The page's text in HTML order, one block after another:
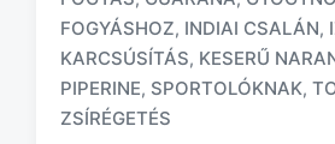
T
a
g
e
FOGYÁSHOZ, INDIAI CSALÁN,
KARCSÚSÍTÁS, KESERŰ
PIPERINE, SPORTOLÓKNAK,
ZSÍRÉGETÉS